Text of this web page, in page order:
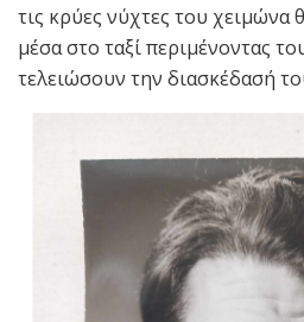
τις κρύες νύχτες του χειμώνα
μέσα στο ταξί περιμένοντας
τελειώσουν την διασκέδασή